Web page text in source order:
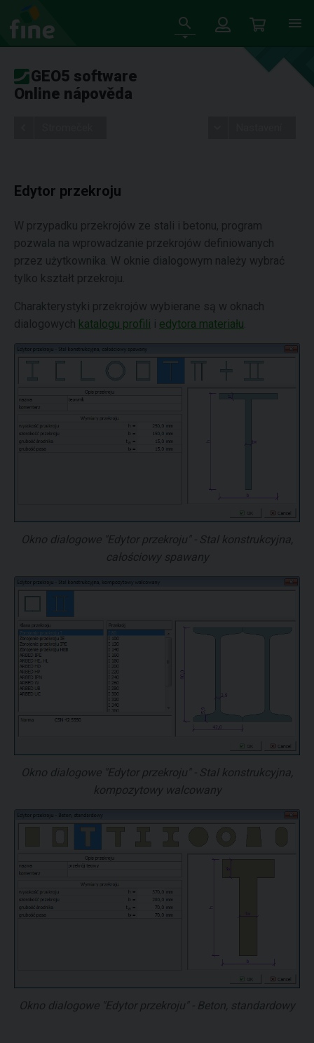
GEO5 software
Online nápověda
Edytor przekroju
W przypadku przekrojów ze stali i betonu, program
pozwala na wprowadzanie przekrojów definiowanych
przez użytkownika. W oknie dialogowym należy wybrać
tylko kształt przekroju.
Charakterystyki przekrojów wybierane są w oknach
dialogowych katalogu profili i edytora materiału
Okno dialogowe "Edytor przekroju" - Stal konstrukcyjna,
całościowy spawany
Okno dialogowe "Edytor przekroju" - Stal konstrukcyjna,
kompozytowy walcowany
Okno dialogowe "Edytor przekroju" - Beton, standardowy